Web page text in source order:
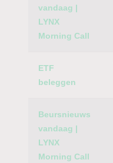
vandaag |
LYNX
Morning Call
ETF
beleggen
Beursnieuws
vandaag |
LYNX
Morning Call